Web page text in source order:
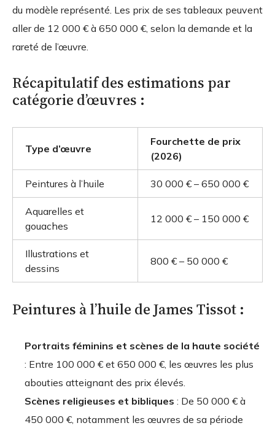
du modèle représenté. Les prix de ses tableaux peuvent
aller de 12 000 € à 650 000 €, selon la demande et la
rareté de l’œuvre.
Récapitulatif des estimations par
catégorie d’œuvres :
Type d’œuvre
Fourchette de prix
(2026)
Peintures à l’huile 30 000 € – 650 000 €
Aquarelles et
gouaches
12 000 € – 150 000 €
Illustrations et
dessins
800 € – 50 000 €
Peintures à l’huile de James Tissot :
Portraits féminins et scènes de la haute société
: Entre 100 000 € et 650 000 €, les œuvres les plus
abouties atteignant des prix élevés.
Scènes religieuses et bibliques : De 50 000 € à
450 000 €, notamment les œuvres de sa période